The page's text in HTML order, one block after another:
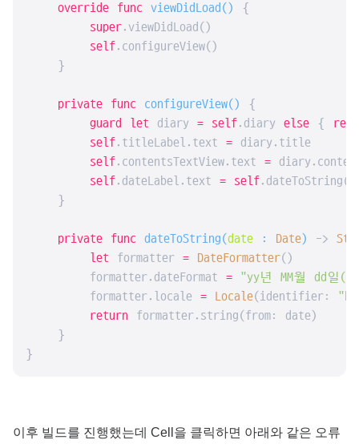
override func viewDidLoad()
{
super.viewDidLoad()
self.configureView()
    }
private func configureView()
{
guard
let diary = self.diary else {
self.titleLabel.text = diary.title
self.contentsTextView.text =
self.dateLabel.text = self
    }
private func dateToString(date : Date) ->
let formatter = DateFormatter()
        formatter.dateFormat
=
"yy년 MM월 dd일
        formatter.locale
= Locale(identifier:
return formatter.string(from: date)
    }
}
이후 빌드를 진행했는데 Cell을 클릭하면 아래와 같은 오류